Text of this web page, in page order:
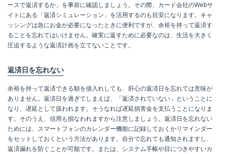
ースで返済するか」を事前に確認しましょう。その際、カード会社のWebサ
イトにある「返済シミュレーション」を活用するのも目安になります。キャ
ッシングは急にお金が必要になったときに便利ですが、余裕を持って返済す
ることを忘れてはいけません。確実に返すために必要なのは、生活を大きく
圧迫するような返済計画を立てないことです。
返済日を忘れない
余裕を持って返済できる額を借入れしても、肝心の返済日を忘れては意味が
ありません。返済日を過ぎてしまえば、「返済されていない」ということに
なり、遅延として扱われます。そうなれば遅延損害金を支払うことになりま
す。そのうえ、信用も損なわれますから注意しましょう。返済日を忘れない
ためには、スマートフォンのカレンダー機能に記録しておくかリマインダー
をセットしておくという方法があります。自分で忘れても通知されますし、
返済漏れを防ぐことが可能です。または、システム手帳や目につきやすいカ